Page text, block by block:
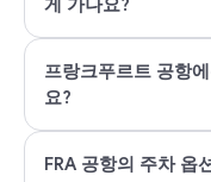
게 가나요?
프랑크푸르트 공항
요?
FRA 공항의 주차 옵